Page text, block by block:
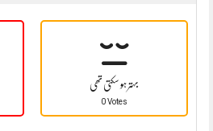
بہتر ہو سکتی تھی
0 Votes